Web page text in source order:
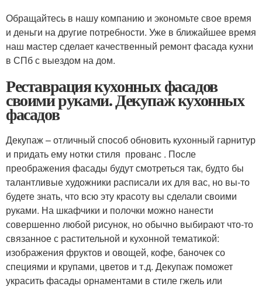
Обращайтесь в нашу компанию и экономьте свое время
и деньги на другие потребности. Уже в ближайшее время
наш мастер сделает качественный ремонт фасада кухни
в СПб с выездом на дом.
Реставрация кухонных фасадов
своими руками. Декупаж кухонных
фасадов
Декупаж – отличный способ обновить кухонный гарнитур
и придать ему нотки стиля прованс . После
преображения фасады будут смотреться так, будто бы
талантливые художники расписали их для вас, но вы-то
будете знать, что всю эту красоту вы сделали своими
руками. На шкафчики и полочки можно нанести
совершенно любой рисунок, но обычно выбирают что-то
связанное с растительной и кухонной тематикой:
изображения фруктов и овощей, кофе, баночек со
специями и крупами, цветов и т.д. Декупаж поможет
украсить фасады орнаментами в стиле гжель или